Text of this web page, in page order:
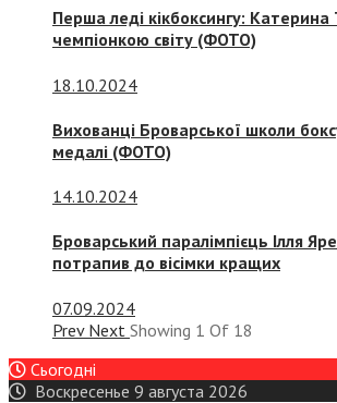
Перша леді кікбоксингу:
чемпіонкою світу (ФОТО)
18.10.2024
Вихованці Броварської школи
медалі (ФОТО)
14.10.2024
Броварський паралімпієць Ілля
потрапив до вісімки кращих
07.09.2024
Prev Next Showing 1 Of 18
Сьогодні
Воскресенье 9 августа 2026